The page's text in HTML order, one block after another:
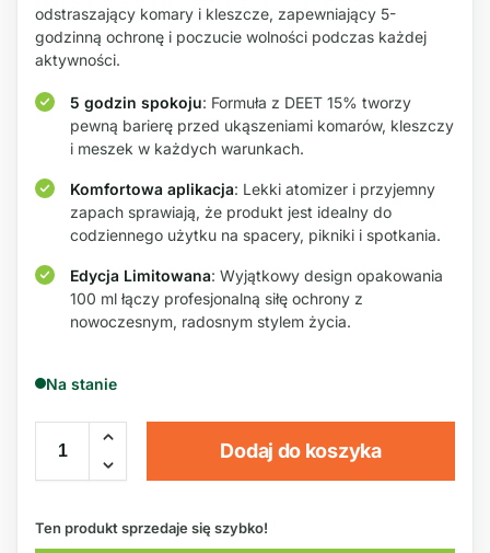
odstraszający komary i kleszcze, zapewniający 5-
godzinną ochronę i poczucie wolności podczas każdej
aktywności.
5 godzin spokoju: Formuła z DEET 15% tworzy
pewną barierę przed ukąszeniami komarów, kleszczy
i meszek w każdych warunkach.
Komfortowa aplikacja: Lekki atomizer i przyjemny
zapach sprawiają, że produkt jest idealny do
codziennego użytku na spacery, pikniki i spotkania.
Edycja Limitowana: Wyjątkowy design opakowania
100 ml łączy profesjonalną siłę ochrony z
nowoczesnym, radosnym stylem życia.
Na stanie
Dodaj do koszyka
Ten produkt sprzedaje się szybko!